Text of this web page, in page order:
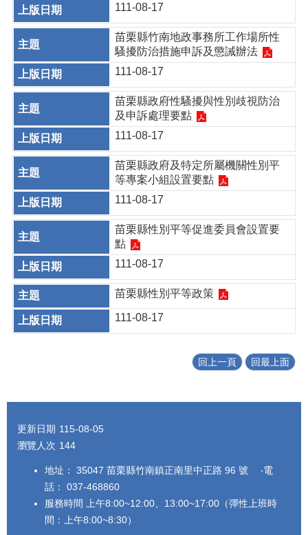
111-08-17
苗栗縣竹南地政事務所工作場所性
騷擾防治措施申訴及懲誡辦法
111-08-17
苗栗縣政府性騷擾與性別歧視防治
及申訴處理要點
111-08-17
苗栗縣政府及特定所屬機關性別平
等專案小組設置要點
111-08-17
苗栗縣性別平等促進委員會設置要
點
111-08-17
苗栗縣性別平等政策
111-08-17
回上一頁 回最上面
:::
更新日期 115-08-05
瀏覽人次 144
地址： 35047 苗栗縣竹南鎮正南里中正路 96 號 ‧電
話： 037-468860
服務時間 上午8:00~12:00、13:00~17:00（彈性上班時
間：上午8:00~8:30）